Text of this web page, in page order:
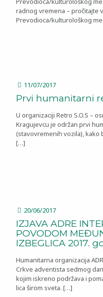
radnog vremena – pročitajte
Prevodioca/kulturološkog
11/07/2017
Prvi humanitarni
U organizaciji Retro S.O.S –
Kragujevcu je održan prvi
(stavovremenih vozila), kako
[…]
20/06/2017
IZJAVA ADRE
POVODOM
IZBEGLICA 2017.
Humanitarna organizacija
Crkve adventista sedmog
kojim iskreno podržava i
lica širom sveta. […]